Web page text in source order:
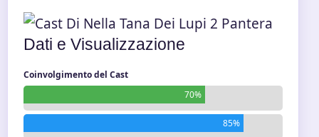
Dati e Visualizzazione
Coinvolgimento del Cast
70%
85%